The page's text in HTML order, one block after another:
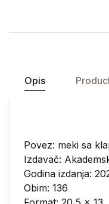
Opis
Povez: meki sa
Izdavač:
Godina izdanja:
Obim: 136